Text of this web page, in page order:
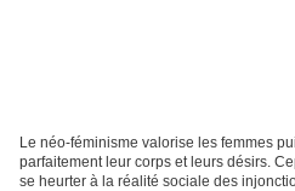
Le néo-féminisme valorise les femmes
parfaitement leur corps et leurs désirs.
se heurter à la réalité sociale des